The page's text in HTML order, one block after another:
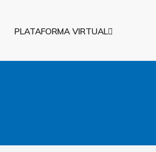
PLATAFORMA VIRTUAL